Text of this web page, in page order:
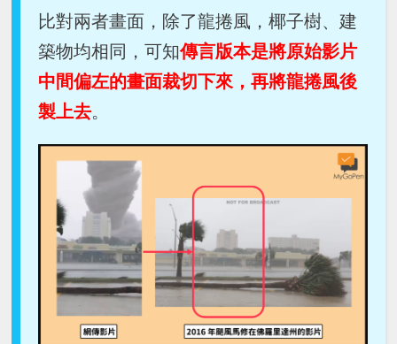
比對兩者畫面，除了龍捲風，椰子樹、建
築物均相同，可知傳言版本是將原始影片
中間偏左的畫面裁切下來，再將龍捲風後
製上去。